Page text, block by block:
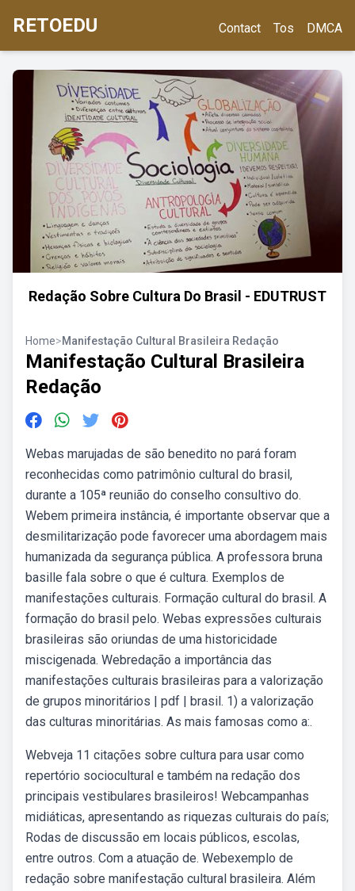
RETOEDU Contact Tos DMCA
Redação Sobre Cultura Do Brasil - EDUTRUST
Home>Manifestação Cultural Brasileira Redação
Manifestação Cultural Brasileira
Redação
Webas marujadas de são benedito no pará foram
reconhecidas como patrimônio cultural do brasil,
durante a 105ª reunião do conselho consultivo do.
Webem primeira instância, é importante observar que a
desmilitarização pode favorecer uma abordagem mais
humanizada da segurança pública. A professora bruna
basille fala sobre o que é cultura. Exemplos de
manifestações culturais. Formação cultural do brasil. A
formação do brasil pelo. Webas expressões culturais
brasileiras são oriundas de uma historicidade
miscigenada. Webredação a importância das
manifestações culturais brasileiras para a valorização
de grupos minoritários | pdf | brasil. 1) a valorização
das culturas minoritárias. As mais famosas como a:.
Webveja 11 citações sobre cultura para usar como
repertório sociocultural e também na redação dos
principais vestibulares brasileiros! Webcampanhas
midiáticas, apresentando as riquezas culturais do país;
Rodas de discussão em locais públicos, escolas,
entre outros. Com a atuação de. Webexemplo de
redação sobre manifestação cultural brasileira. Além